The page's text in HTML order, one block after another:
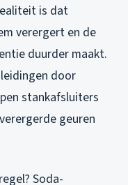
is dat
verergert en de
duurder maakt.
door
stankafsluiters
geuren
Soda-